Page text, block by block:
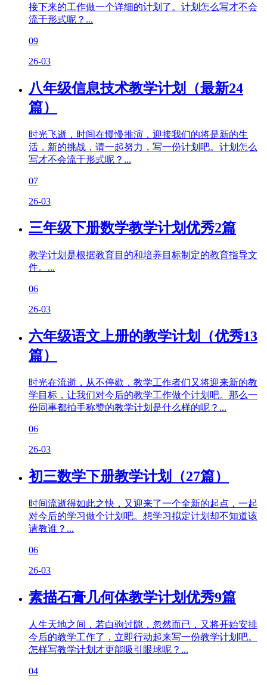
接下来的工作做一个详细的计划了。计划怎么写才不会
流于形式呢？...
09
26-03
八年级信息技术教学计划（最新24
篇）
时光飞逝，时间在慢慢推演，迎接我们的将是新的生
活，新的挑战，请一起努力，写一份计划吧。计划怎么
写才不会流于形式呢？...
07
26-03
三年级下册数学教学计划优秀2篇
教学计划是根据教育目的和培养目标制定的教育指导文
件。...
06
26-03
六年级语文上册的教学计划（优秀13
篇）
时光在流逝，从不停歇，教学工作者们又将迎来新的教
学目标，让我们对今后的教学工作做个计划吧。那么一
份同事都拍手称赞的教学计划是什么样的呢？...
06
26-03
初三数学下册教学计划（27篇）
时间流逝得如此之快，又迎来了一个全新的起点，一起
对今后的学习做个计划吧。想学习拟定计划却不知道该
请教谁？...
06
26-03
素描石膏几何体教学计划优秀9篇
人生天地之间，若白驹过隙，忽然而已，又将开始安排
今后的教学工作了，立即行动起来写一份教学计划吧。
怎样写教学计划才更能吸引眼球呢？...
04